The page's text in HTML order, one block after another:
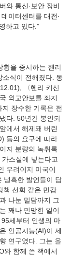
와 통신·보안 장비
이터센터를 대전·
식이 전해졌다. 동
〈헨리 키신
외교안보를 좌지
장수한 기록은 전
다. 50년간 봉인되
에서 해제돼 버린
등의 요구에 따라
지 분량의 녹취록
스실에 넣는다고
우려이지 미국이
냉혹한 발언들이 담
책 선회 같은 민감
나눈 밀담까지 그
꽤나 민망한 일이
세부터 인생의 마
인공지능(AI)이 세
연구였다. 그는 올
와 함께 쓴 책에서